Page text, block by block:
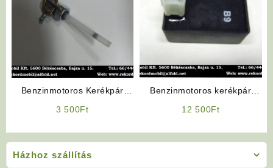
Házhoz szállítás
Benzinmotoros Kerékpár
3 500Ft
Benzinmotoros kerékpár
12 500Ft